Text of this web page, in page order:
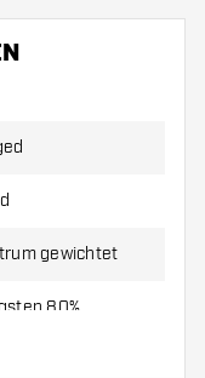
gewichtet
80%